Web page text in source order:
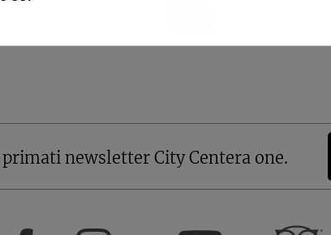
newsletter City Centera one.